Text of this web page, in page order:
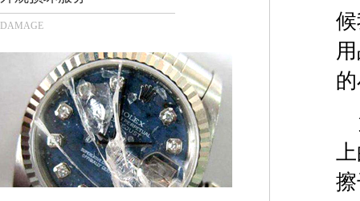
沈阳市沈河区中街路83号亨得利名表服务中心（
温州市鹿城区锦绣路1067号置信广场10层1015室
哈尔滨市道里区友谊西路600号富力中心T2座写字
大连市中山区人民路15号国际金融大厦7层G室（
佛山市禅城区季华五路57号万科金融中心C座12层
东莞市东城街道鸿福东路1号民盈国贸中心T1写字
无锡市梁溪区人民中路139号恒隆广场写字楼1座
南通市崇川区工农路57号圆融广场写字楼16层
DAMAGE